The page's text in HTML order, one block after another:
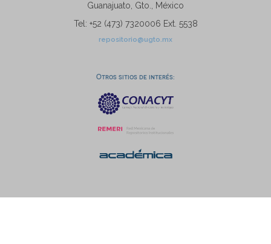
Guanajuato, Gto., México
Tel: +52 (473) 7320006 Ext. 5538
repositorio@ugto.mx
Otros sitios de interés: